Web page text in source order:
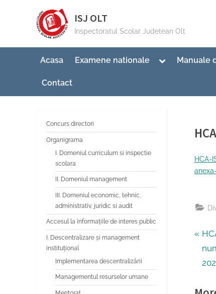
ISJ OLT
Inspectoratul Scolar Judetean Olt
Acasa Examene nationale
ToggleManuale
Contact
on
By
HCA-
în
P
r
e
i
Concurs directori
Organigrama
I. Domeniul curriculum si inspectie
scolara
II. Domeniul management
III. Domeniul economic, tehnic,
administrativ, juridic si audit
Accesul la informațiile de interes public
I. Descentralizare și management
instituțional
Implementarea descentralizării
Managementul resurselor umane